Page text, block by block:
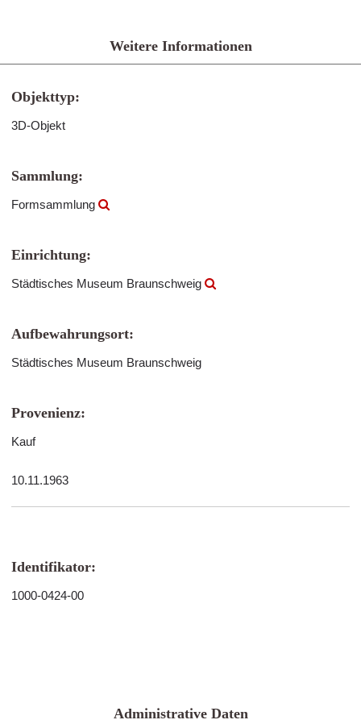
Weitere Informationen
Objekttyp:
3D-Objekt
Sammlung:
Formsammlung
Einrichtung:
Städtisches Museum Braunschweig
Aufbewahrungsort:
Städtisches Museum Braunschweig
Provenienz:
Kauf
10.11.1963
Identifikator:
1000-0424-00
Administrative Daten